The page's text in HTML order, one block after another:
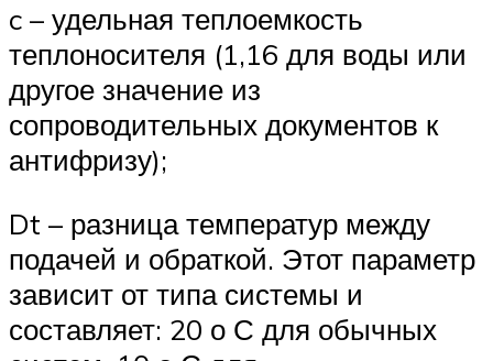
c – удельная теплоемкость
теплоносителя (1,16 для воды или
другое значение из
сопроводительных документов к
антифризу);
Dt – разница температур между
подачей и обраткой. Этот параметр
зависит от типа системы и
составляет: 20 о С для обычных